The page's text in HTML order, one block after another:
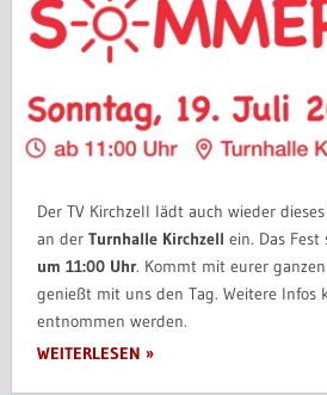
Der TV Kirchzell lädt auch wieder
an der Turnhalle Kirchzell ein. Das
um 11:00 Uhr. Kommt mit eurer
genießt mit uns den Tag. Weitere Infos
entnommen werden.
WEITERLESEN